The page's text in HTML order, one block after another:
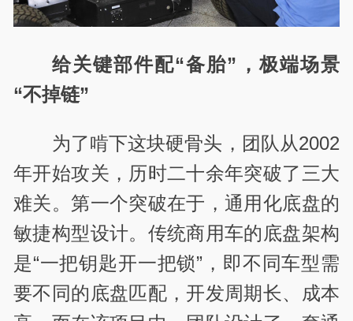
给关键部件配“备胎”，极端场景
“不掉链”
为了啃下这块硬骨头，团队从2002
年开始攻关，历时二十余年突破了三大
难关。第一个突破在于，通用化底盘的
敏捷构型设计。传统商用车的底盘架构
是“一把钥匙开一把锁”，即不同车型需
要不同的底盘匹配，开发周期长、成本